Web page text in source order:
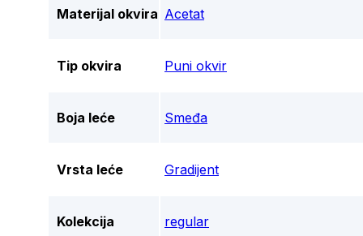
Materijal okvira Acetat
Tip okvira Puni okvir
Boja leće Smeđa
Vrsta leće Gradijent
Kolekcija regular